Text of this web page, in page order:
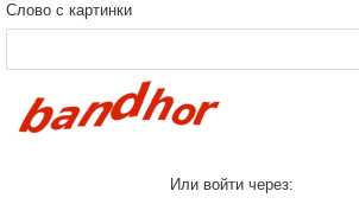
Слово с картинки
Или войти через: